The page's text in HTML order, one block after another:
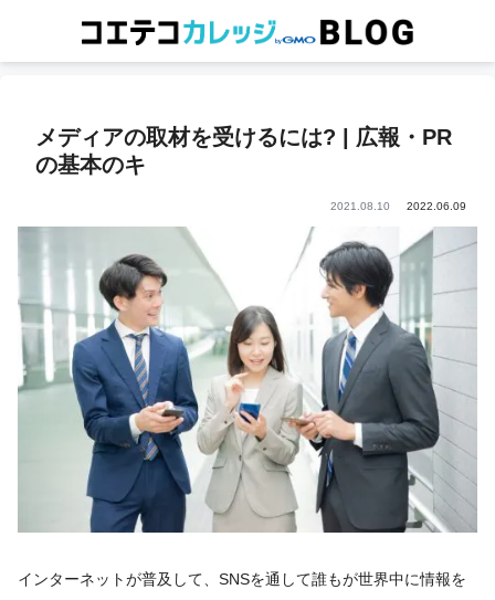
メディアの取材を受けるには? | 広報・PR
の基本のキ
2021.08.10 2022.06.09
インターネットが普及して、SNSを通して誰もが世界中に情報を